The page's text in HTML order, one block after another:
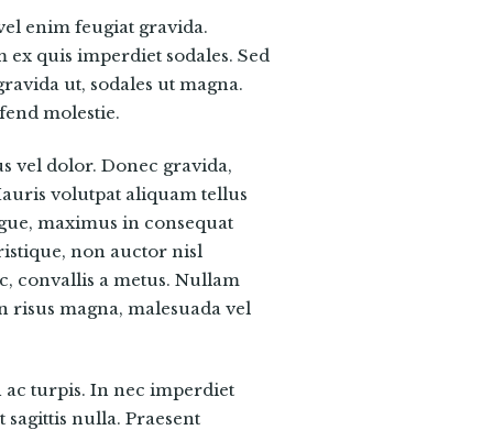
enim feugiat gravida.
quis imperdiet sodales. Sed
ut, sodales ut magna.
molestie.
vel dolor. Donec gravida,
volutpat aliquam tellus
maximus in consequat
non auctor nisl
convallis a metus. Nullam
risus magna, malesuada vel
turpis. In nec imperdiet
nulla. Praesent